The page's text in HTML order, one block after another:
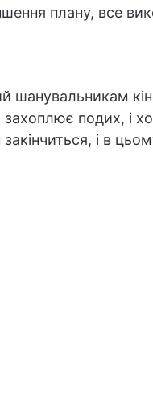
плану, все
шанувальникам
захоплює подих, і
закінчиться, і в